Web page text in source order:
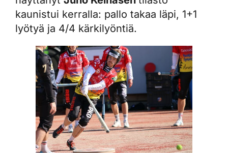
kaunistui kerralla: pallo takaa läpi, 1+1
lyötyä ja 4/4 kärkilyöntiä.